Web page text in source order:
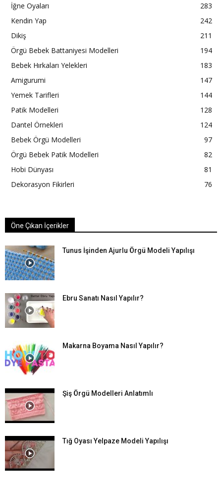
İğne Oyaları
283
Kendin Yap
242
Dikiş
211
Örgü Bebek Battaniyesi Modelleri
194
Bebek Hırkaları Yelekleri
183
Amigurumi
147
Yemek Tarifleri
144
Patik Modelleri
128
Dantel Örnekleri
124
Bebek Örgü Modelleri
97
Örgü Bebek Patik Modelleri
82
Hobi Dünyası
81
Dekorasyon Fikirleri
76
Öne Çıkan İçerikler
Tunus İşinden Ajurlu Örgü Modeli Yapılışı
Ebru Sanatı Nasıl Yapılır?
Makarna Boyama Nasıl Yapılır?
Şiş Örgü Modelleri Anlatımlı
Tığ Oyası Yelpaze Modeli Yapılışı